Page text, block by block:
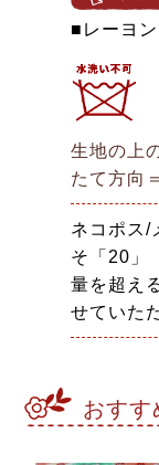
■レーヨ
生地の上
たて方向
ネコポス/
そ「20」
量を超え
せていた
おすす